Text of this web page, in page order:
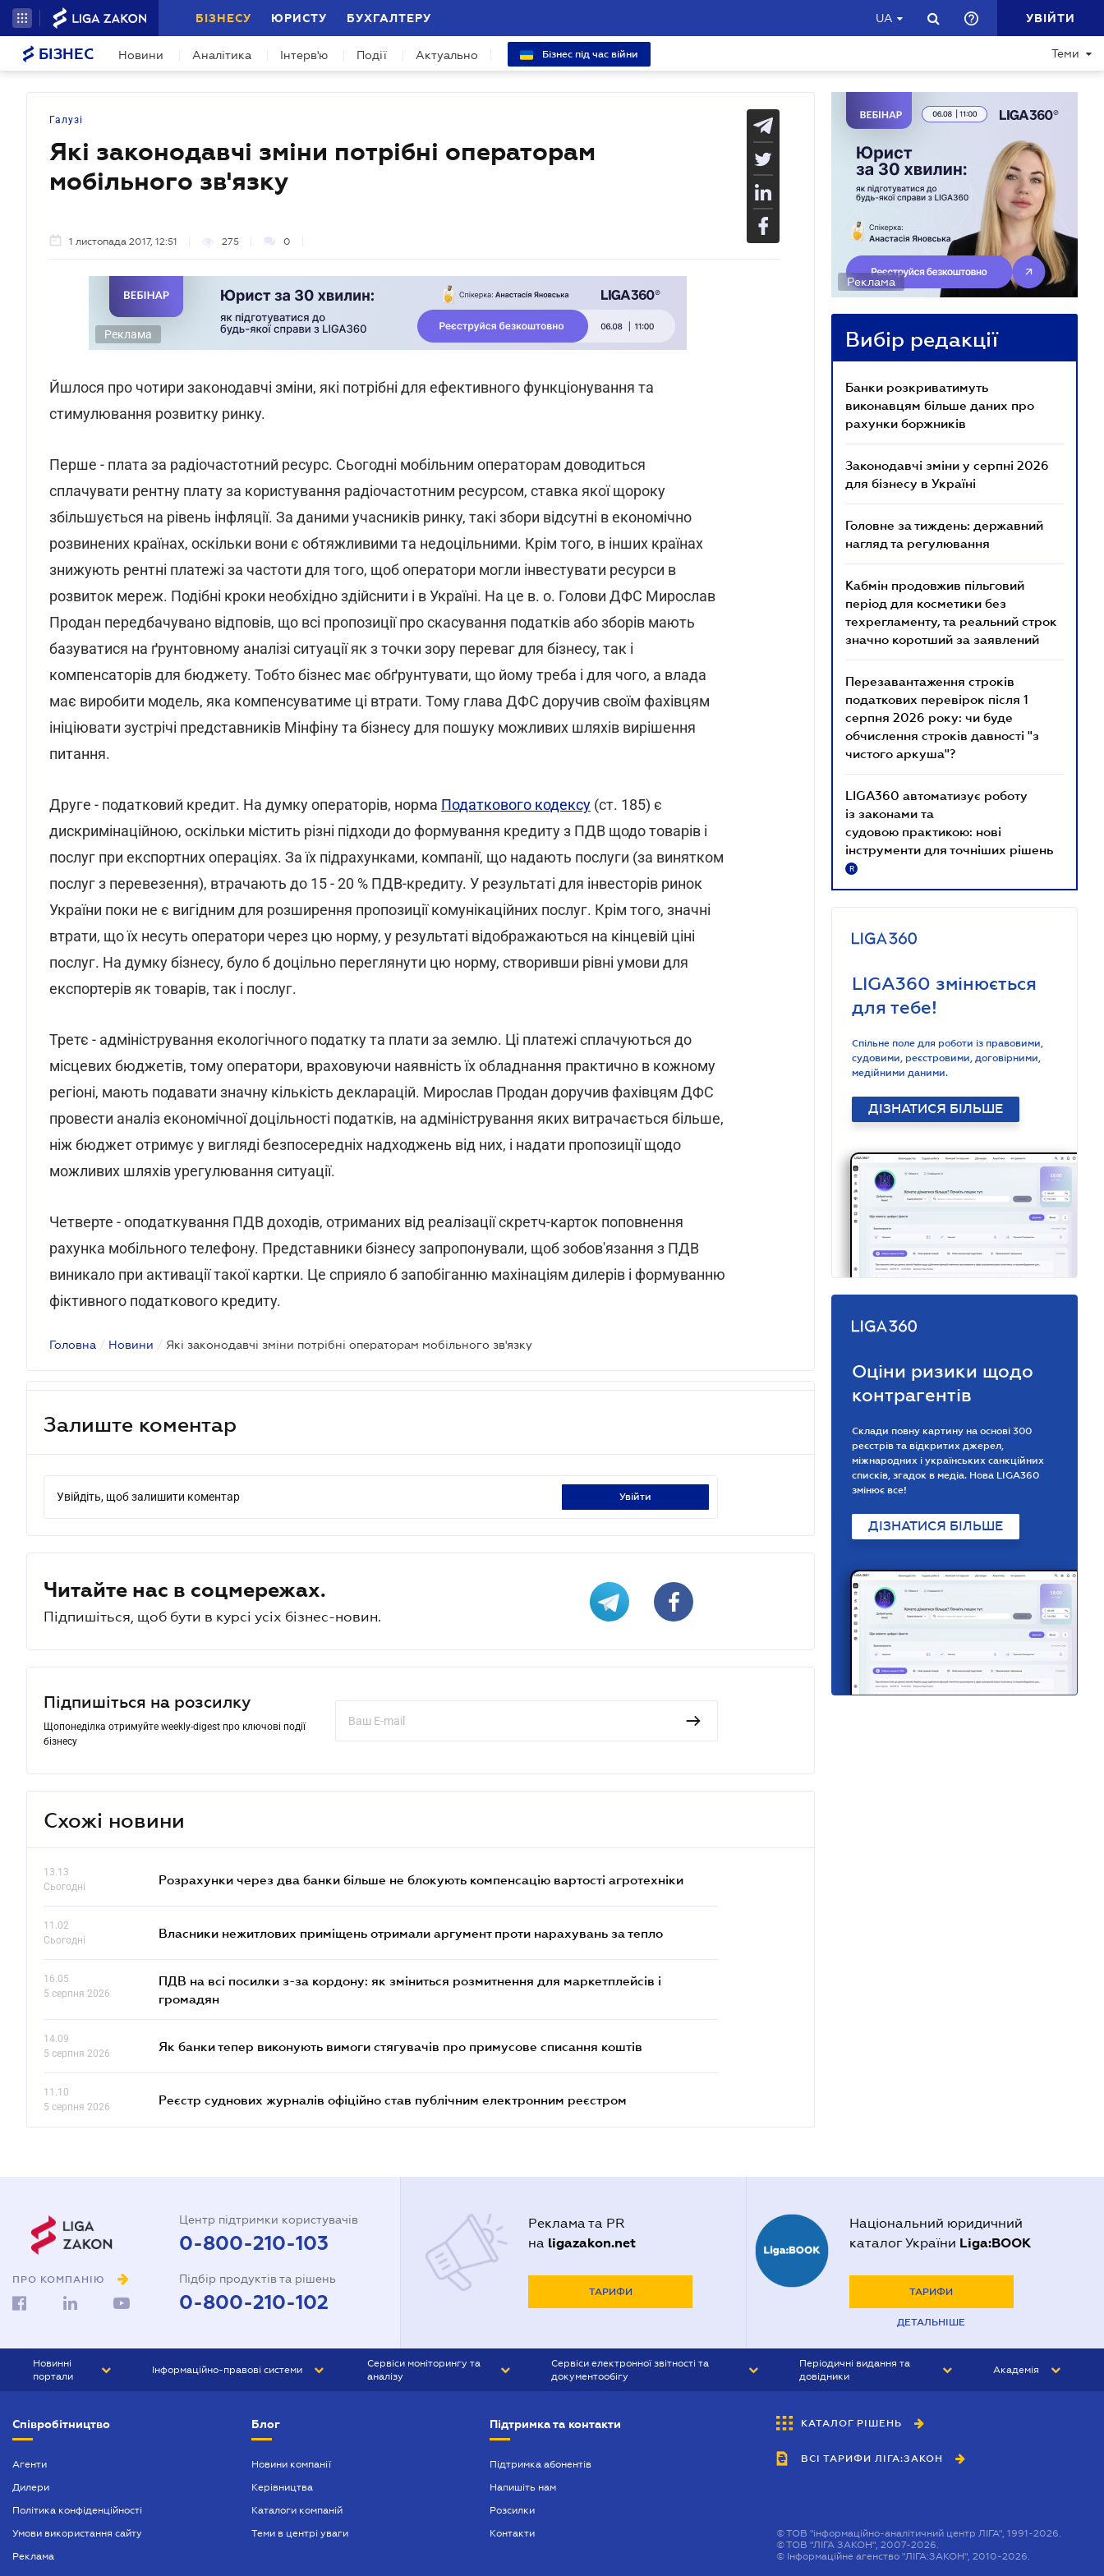
БІЗНЕСУ ЮРИСТУ БУХГАЛТЕРУ UA УВІЙТИ
БІЗНЕС Новини Аналітика Інтерв'ю Події Актуально Бізнес під час війни Теми
Галузі
Які законодавчі зміни потрібні операторам
мобільного зв'язку
1 листопада 2017, 12:51 275 0
Реклама
Йшлося про чотири законодавчі зміни, які потрібні для ефективного функціонування та
стимулювання розвитку ринку.
Перше - плата за радіочастотний ресурс. Сьогодні мобільним операторам доводиться
сплачувати рентну плату за користування радіочастотним ресурсом, ставка якої щороку
збільшується на рівень інфляції. За даними учасників ринку, такі збори відсутні в економічно
розвинених країнах, оскільки вони є обтяжливими та недоцільними. Крім того, в інших країнах
знижують рентні платежі за частоти для того, щоб оператори могли інвестувати ресурси в
розвиток мереж. Подібні кроки необхідно здійснити і в Україні. На це в. о. Голови ДФС Мирослав
Продан передбачувано відповів, що всі пропозиції про скасування податків або зборів мають
базуватися на ґрунтовному аналізі ситуації як з точки зору переваг для бізнесу, так і
компенсаторів для бюджету. Тобто бізнес має обґрунтувати, що йому треба і для чого, а влада
має виробити модель, яка компенсуватиме ці втрати. Тому глава ДФС доручив своїм фахівцям
ініціювати зустрічі представників Мінфіну та бізнесу для пошуку можливих шляхів вирішення
питання.
Друге - податковий кредит. На думку операторів, норма Податкового кодексу (ст. 185) є
дискримінаційною, оскільки містить різні підходи до формування кредиту з ПДВ щодо товарів і
послуг при експортних операціях. За їх підрахунками, компанії, що надають послуги (за винятком
послуг з перевезення), втрачають до 15 - 20 % ПДВ-кредиту. У результаті для інвесторів ринок
України поки не є вигідним для розширення пропозиції комунікаційних послуг. Крім того, значні
втрати, що їх несуть оператори через цю норму, у результаті відображаються на кінцевій ціні
послуг. На думку бізнесу, було б доцільно переглянути цю норму, створивши рівні умови для
експортерів як товарів, так і послуг.
Третє - адміністрування екологічного податку та плати за землю. Ці платежі сплачуються до
місцевих бюджетів, тому оператори, враховуючи наявність їх обладнання практично в кожному
регіоні, мають подавати значну кількість декларацій. Мирослав Продан доручив фахівцям ДФС
провести аналіз економічної доцільності податків, на адміністрування яких витрачається більше,
ніж бюджет отримує у вигляді безпосередніх надходжень від них, і надати пропозиції щодо
можливих шляхів урегулювання ситуації.
Четверте - оподаткування ПДВ доходів, отриманих від реалізації скретч-карток поповнення
рахунка мобільного телефону. Представники бізнесу запропонували, щоб зобов'язання з ПДВ
виникало при активації такої картки. Це сприяло б запобіганню махінаціям дилерів і формуванню
фіктивного податкового кредиту.
Головна / Новини / Які законодавчі зміни потрібні операторам мобільного зв'язку
Залиште коментар
Увійдіть, щоб залишити коментар увійти
Читайте нас в соцмережах.
Підпишіться, щоб бути в курсі усіх бізнес-новин.
Підпишіться на розсилку
Щопонеділка отримуйте weekly-digest про ключові події
бізнесу
Схожі новини
13.13
Сьогодні
Розрахунки через два банки більше не блокують компенсацію вартості агротехніки
11.02
Сьогодні
Власники нежитлових приміщень отримали аргумент проти нарахувань за тепло
16.05
5 серпня 2026
ПДВ на всі посилки з-за кордону: як зміниться розмитнення для маркетплейсів і
громадян
14.09
5 серпня 2026
Як банки тепер виконують вимоги стягувачів про примусове списання коштів
11.10
5 серпня 2026
Реєстр суднових журналів офіційно став публічним електронним реєстром
Реклама
Вибір редакції
Банки розкриватимуть
виконавцям більше даних про
рахунки боржників
Законодавчі зміни у серпні 2026
для бізнесу в Україні
Головне за тиждень: державний
нагляд та регулювання
Кабмін продовжив пільговий
період для косметики без
техрегламенту, та реальний строк
значно коротший за заявлений
Перезавантаження строків
податкових перевірок після 1
серпня 2026 року: чи буде
обчислення строків давності "з
чистого аркуша"?
LIGA360 автоматизує роботу
із законами та
судовою практикою: нові
інструменти для точніших рішень
R
LIGA360 змінюється
для тебе!
Спільне поле для роботи із правовими,
судовими, реєстровими, договірними,
медійними даними.
ДІЗНАТИСЯ БІЛЬШЕ
Оціни ризики щодо
контрагентів
Склади повну картину на основі 300
реєстрів та відкритих джерел,
міжнародних і українських санкційних
списків, згадок в медіа. Нова LIGA360
змінює все!
ДІЗНАТИСЯ БІЛЬШЕ
ПРО КОМПАНІЮ
Центр підтримки користувачів
0-800-210-103
Підбір продуктів та рішень
0-800-210-102
Реклама та PR
на ligazakon.net
ТАРИФИ
Національний юридичний
каталог України Liga:BOOK
ТАРИФИ
ДЕТАЛЬНІШЕ
Новинні
портали
БІЗНЕС
Інформаційно-правові системи
БУХГАЛТЕР ПРОФ
Сервіси моніторингу та
аналізу
Сервіси електронної звітності та
документообігу
Періодичні видання та
довідники
БУХГАЛТЕР&ЗАКОН
ВІСНИК МСФЗ
Академія
Співробітництво
Агенти
Дилери
Політика конфіденційності
Умови використання сайту
Реклама
Блог
Новини компанії
Керівництва
Каталоги компаній
Теми в центрі уваги
Підтримка та контакти
Підтримка абонентів
Напишіть нам
Розсилки
Контакти
КАТАЛОГ РІШЕНЬ
ВСІ ТАРИФИ ЛІГА:ЗАКОН
©ТОВ "інформаційно-аналітичний центр ЛІГА", 1991-2026.
©ТОВ "ЛІГА ЗАКОН", 2007-2026.
© Інформаційне агенство "ЛІГА:ЗАКОН", 2010-2026.